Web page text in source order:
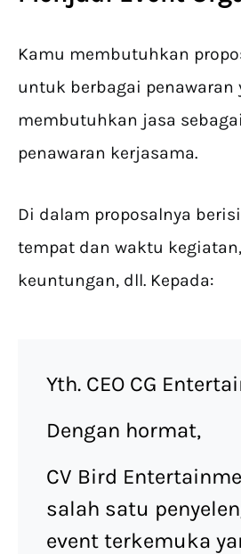
Kamu membutuhkan
untuk berbagai penawaran
membutuhkan jasa
penawaran kerjasama.
Di dalam proposalnya
tempat dan waktu
keuntungan, dll. Kepada:
Yth. CEO CG
Dengan hormat,
CV Bird
salah satu
event terkemuka